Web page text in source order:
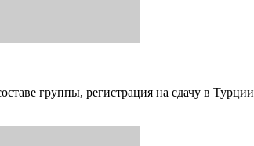
группы, регистрация на сдачу в Турции